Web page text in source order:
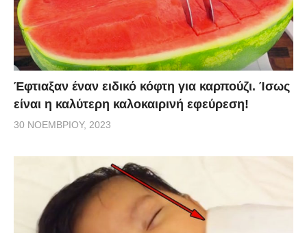
Έφτιαξαν έναν ειδικό κόφτη για καρπούζι. Ίσως
είναι η καλύτερη καλοκαιρινή εφεύρεση!
30 ΝΟΕΜΒΡΊΟΥ, 2023